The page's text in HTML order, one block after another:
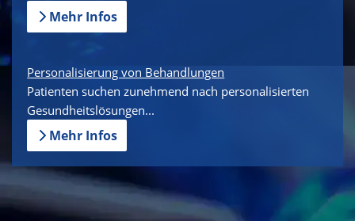
Mehr Infos
Personalisierung von Behandlungen
Patienten suchen zunehmend nach personalisierten
Gesundheitslösungen...
Mehr Infos